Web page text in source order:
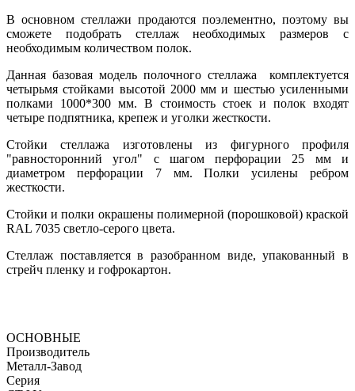
В основном стеллажи продаются поэлементно, поэтому вы
сможете подобрать стеллаж необходимых размеров с
необходимым количеством полок.
Данная базовая модель полочного стеллажа комплектуется
четырьмя стойками высотой 2000 мм и шестью усиленными
полками 1000*300 мм. В стоимость стоек и полок входят
четыре подпятника, крепеж и уголки жесткости.
Стойки стеллажа изготовлены из фигурного профиля
"равносторонний угол" с шагом перфорации 25 мм и
диаметром перфорации 7 мм. Полки усилены ребром
жесткости.
Стойки и полки окрашены полимерной (порошковой) краской
RAL 7035 светло-серого цвета.
Стеллаж поставляется в разобранном виде, упакованный в
стрейч пленку и гофрокартон.
ОСНОВНЫЕ
Производитель
Металл-Завод
Серия